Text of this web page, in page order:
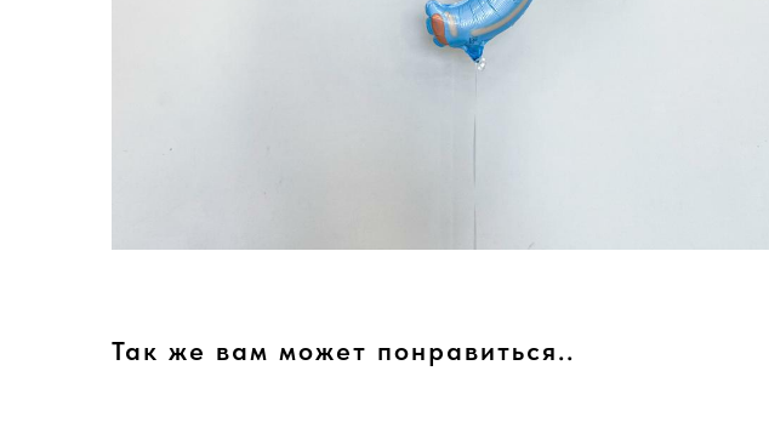
Так же вам может понравиться..